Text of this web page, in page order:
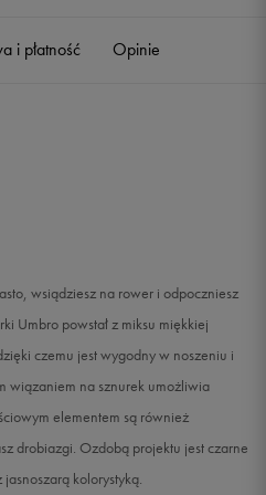
i płatność Opinie
wsiądziesz na rower i odpoczniesz
Umbro powstał z miksu miękkiej
czemu jest wygodny w noszeniu i
wiązaniem na sznurek umożliwia
elementem są również
drobiazgi. Ozdobą projektu jest czarne
kolorystyką.